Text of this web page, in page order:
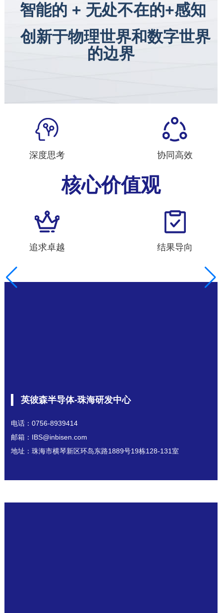
智能的 + 无处不在的+感知
创新于物理世界和数字世界
的边界
深度思考 协同高效
追求卓越 结果导向
核心价值观
英彼森半导体-珠海研发中心
电话：0756-8939414
邮箱：IBS@inbisen.com
地址：珠海市横琴新区环岛东路1889号19栋128-131室